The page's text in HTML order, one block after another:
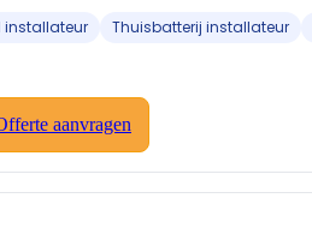
Thuisbatterij installateur
aanvragen